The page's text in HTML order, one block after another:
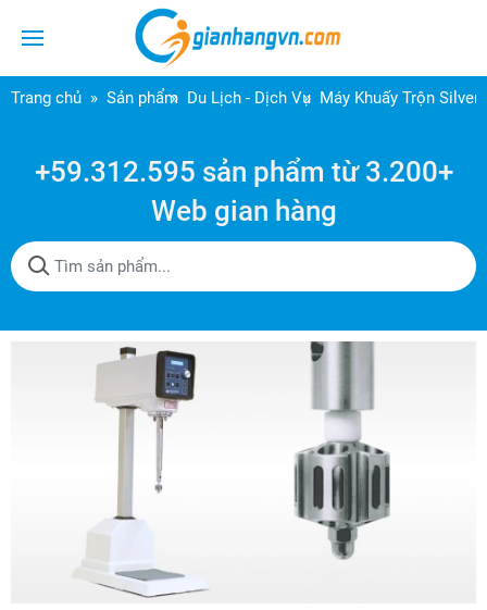
Trang chủ Sản phẩm Du Lịch - Dịch Vụ Máy Khuấy Trộn
+59.312.595 sản phẩm từ 3.200+
Web gian hàng